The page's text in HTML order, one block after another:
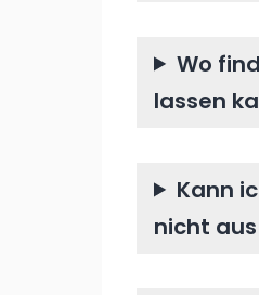
Wo
lassen
Kann
nicht